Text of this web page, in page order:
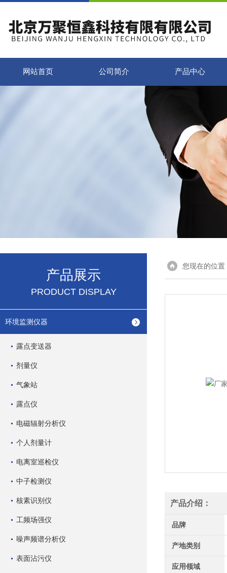
网站首页 公司简介 产品中心
产品展示
PRODUCT DISPLAY
环境监测仪器
露点变送器
剂量仪
气象站
露点仪
电磁辐射分析仪
个人剂量计
电离室巡检仪
中子检测仪
核素识别仪
工频场强仪
噪声频谱分析仪
表面沾污仪
您现在的位置
产品介绍：
品牌
产地类别
应用领域